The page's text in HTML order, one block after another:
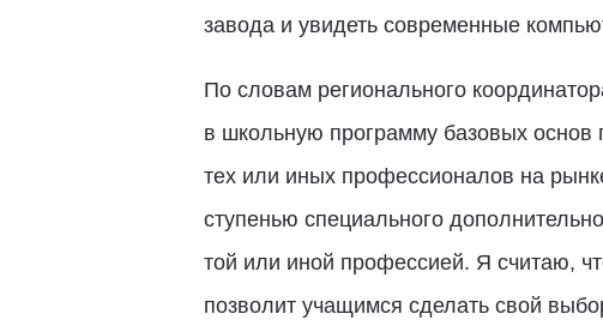
завода и увидеть современные
По словам регионального
в школьную программу базовых основ
тех или иных профессионалов на
ступенью специального
той или иной профессией. Я считаю,
позволит учащимся сделать свой